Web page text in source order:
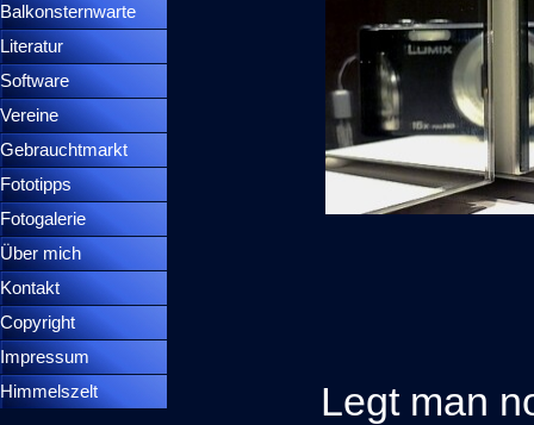
Balkonsternwarte
Literatur
Software
Vereine
Gebrauchtmarkt
Fototipps
Fotogalerie
Über mich
Kontakt
Copyright
Impressum
Himmelszelt
Legt man